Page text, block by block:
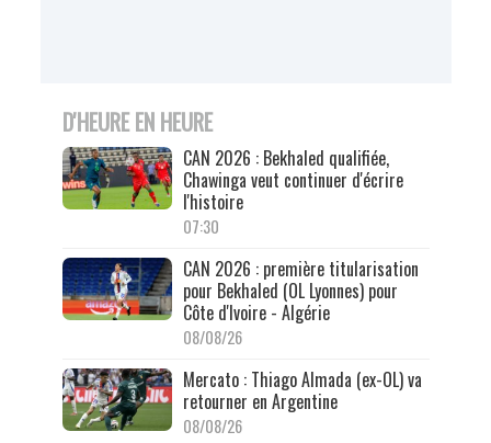
D'HEURE EN HEURE
CAN 2026 : Bekhaled qualifiée,
Chawinga veut continuer d'écrire
l'histoire
07:30
CAN 2026 : première titularisation
pour Bekhaled (OL Lyonnes) pour
Côte d'Ivoire - Algérie
08/08/26
Mercato : Thiago Almada (ex-OL) va
retourner en Argentine
08/08/26